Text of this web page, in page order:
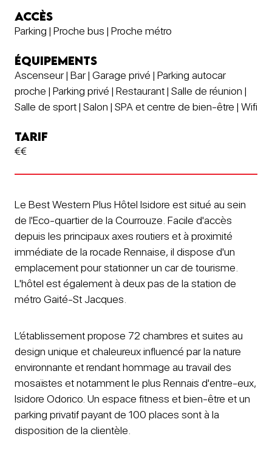
ACCÈS
Parking | Proche bus | Proche métro
ÉQUIPEMENTS
Ascenseur | Bar | Garage privé | Parking autocar
proche | Parking privé | Restaurant | Salle de réunion |
Salle de sport | Salon | SPA et centre de bien-être | Wifi
TARIF
€€
Le Best Western Plus Hôtel Isidore est situé au sein
de l'Eco-quartier de la Courrouze. Facile d'accès
depuis les principaux axes routiers et à proximité
immédiate de la rocade Rennaise, il dispose d'un
emplacement pour stationner un car de tourisme.
L'hôtel est également à deux pas de la station de
métro Gaité-St Jacques.
L’établissement propose 72 chambres et suites au
design unique et chaleureux influencé par la nature
environnante et rendant hommage au travail des
mosaïstes et notamment le plus Rennais d'entre-eux,
Isidore Odorico. Un espace fitness et bien-être et un
parking privatif payant de 100 places sont à la
disposition de la clientèle.